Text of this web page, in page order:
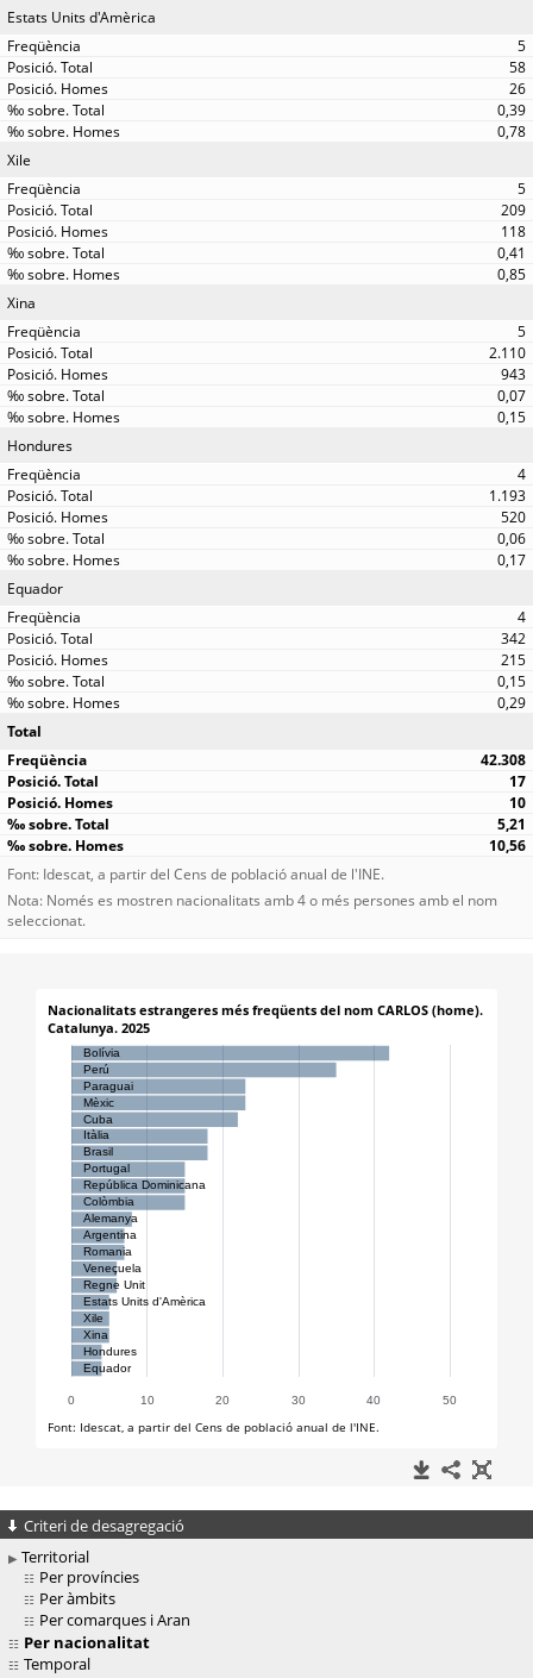
Estats Units d'Amèrica
5
58
26
0,39
0,78
Xile
5
209
118
0,41
0,85
Xina
5
2.110
943
0,07
0,15
Hondures
4
1.193
520
0,06
0,17
Equador
4
342
215
0,15
0,29
Total
42.308
17
10
5,21
10,56
Font: Idescat, a partir del Cens de població anual de l'INE.
Nota: Només es mostren nacionalitats amb 4 o més persones amb el nom
seleccionat.
Criteri de desagregació
Territorial
Per províncies
Per àmbits
Per comarques i Aran
Per nacionalitat
Temporal